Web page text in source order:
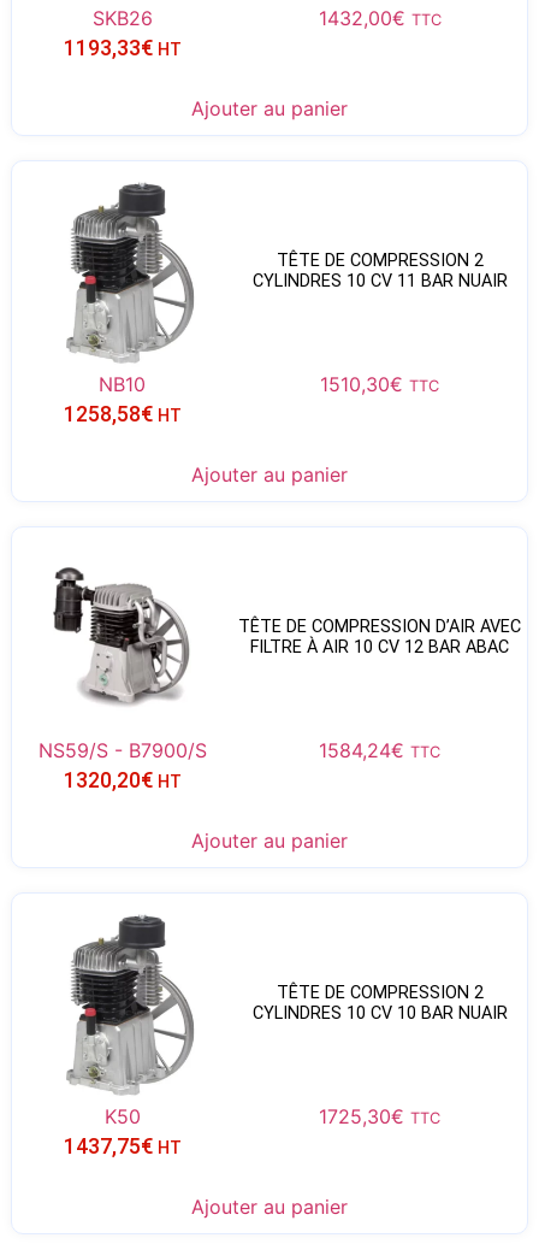
SKB26 1432,00€ TTC
1193,33€ HT
Ajouter au panier
TÊTE DE COMPRESSION 2
CYLINDRES 10 CV 11 BAR NUAIR
NB10 1510,30€ TTC
1258,58€ HT
Ajouter au panier
TÊTE DE COMPRESSION D’AIR AVEC
FILTRE À AIR 10 CV 12 BAR ABAC
NS59/S - B7900/S 1584,24€ TTC
1320,20€ HT
Ajouter au panier
TÊTE DE COMPRESSION 2
CYLINDRES 10 CV 10 BAR NUAIR
K50 1725,30€ TTC
1437,75€ HT
Ajouter au panier